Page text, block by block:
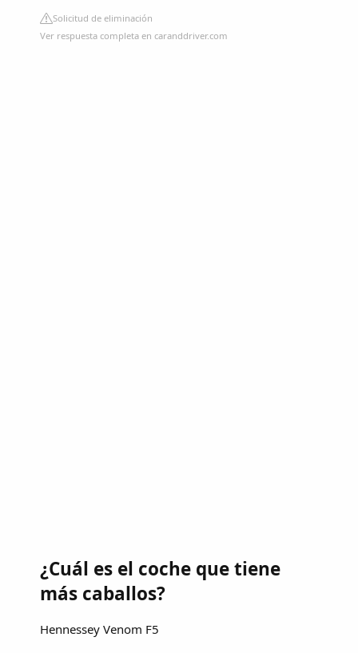
Solicitud de eliminación
Ver respuesta completa en caranddriver.com
¿Cuál es el coche que tiene
más caballos?
Hennessey Venom F5